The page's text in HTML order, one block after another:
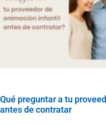
Qué preguntar a tu
antes de contratar